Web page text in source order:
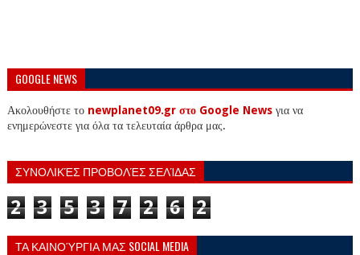
GOOGLE NEWS
Ακολουθήστε το newplanet09.gr στο Google Newsγια να
ενημερώνεστε για όλα τα τελευταία άρθρα μας.
ΣΥΝΟΛΙΚΈΣ ΠΡΟΒΟΛΈΣ ΣΕΛΊΔΑΣ
2 3 5 3 7 2 6 2
ΤΑ ΚΑΙΝΟΎΡΓΙΑ ΜΑΣ SOCIAL MEDIA